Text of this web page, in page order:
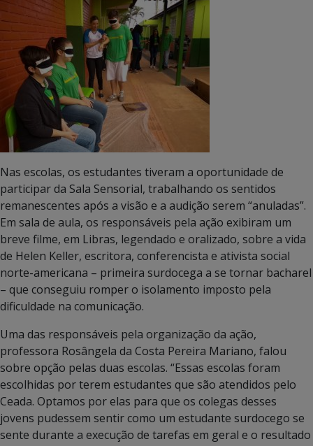
Nas escolas, os estudantes tiveram a oportunidade de
participar da Sala Sensorial, trabalhando os sentidos
remanescentes após a visão e a audição serem “anuladas”.
Em sala de aula, os responsáveis pela ação exibiram um
breve filme, em Libras, legendado e oralizado, sobre a vida
de Helen Keller, escritora, conferencista e ativista social
norte-americana – primeira surdocega a se tornar bacharel
– que conseguiu romper o isolamento imposto pela
dificuldade na comunicação.
Uma das responsáveis pela organização da ação,
professora Rosângela da Costa Pereira Mariano, falou
sobre opção pelas duas escolas. “Essas escolas foram
escolhidas por terem estudantes que são atendidos pelo
Ceada. Optamos por elas para que os colegas desses
jovens pudessem sentir como um estudante surdocego se
sente durante a execução de tarefas em geral e o resultado